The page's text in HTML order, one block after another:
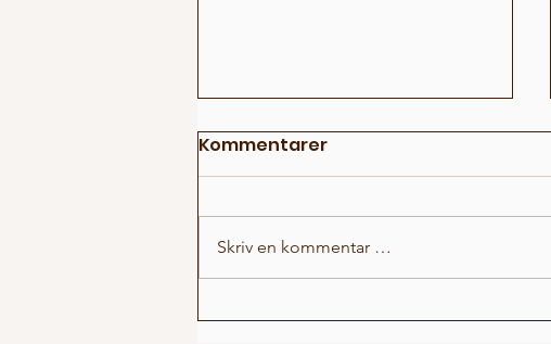
Irlin og Marius runder av
Kommentarer
Skriv en kommentar …